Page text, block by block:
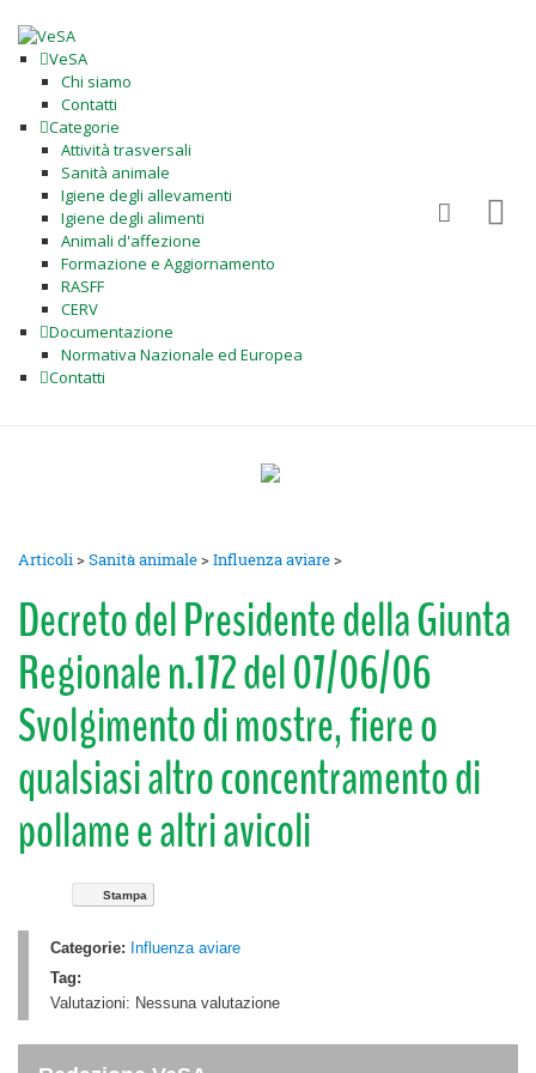
VeSA
Chi siamo
Contatti
Categorie
Attività trasversali
Sanità animale
Igiene degli allevamenti
Igiene degli alimenti
Animali d'affezione
Formazione e Aggiornamento
RASFF
CERV
Documentazione
Normativa Nazionale ed Europea
Contatti
Articoli>Sanità animale>Influenza aviare>
Decreto del Presidente della Giunta
Regionale n.172 del 07/06/06
Svolgimento di mostre, fiere o
qualsiasi altro concentramento di
pollame e altri avicoli
Stampa
Categorie: Influenza aviare
Tag:
Valutazioni: Nessuna valutazione